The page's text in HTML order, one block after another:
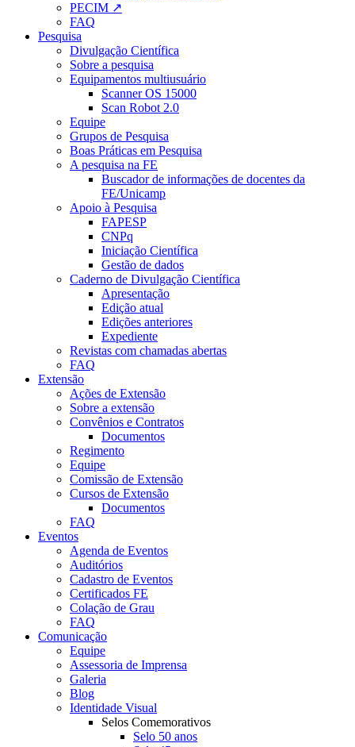
PECIM ↗
FAQ
Pesquisa
Divulgação Científica
Sobre a pesquisa
Equipamentos multiusuário
Scanner OS 15000
Scan Robot 2.0
Equipe
Grupos de Pesquisa
Boas Práticas em Pesquisa
A pesquisa na FE
Buscador de informações de docentes da
FE/Unicamp
Apoio à Pesquisa
FAPESP
CNPq
Iniciação Científica
Gestão de dados
Caderno de Divulgação Científica
Apresentação
Edição atual
Edições anteriores
Expediente
Revistas com chamadas abertas
FAQ
Extensão
Ações de Extensão
Sobre a extensão
Convênios e Contratos
Documentos
Regimento
Equipe
Comissão de Extensão
Cursos de Extensão
Documentos
FAQ
Eventos
Agenda de Eventos
Auditórios
Cadastro de Eventos
Certificados FE
Colação de Grau
FAQ
Comunicação
Equipe
Assessoria de Imprensa
Galeria
Blog
Identidade Visual
Selos Comemorativos
Selo 50 anos